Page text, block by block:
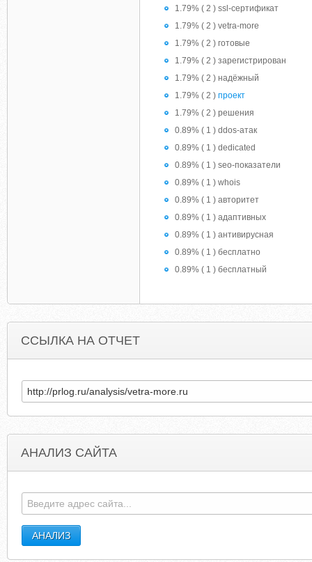
1.79% ( 2 ) ssl-сертификат
1.79% ( 2 ) vetra-more
1.79% ( 2 ) готовые
1.79% ( 2 ) зарегистрирован
1.79% ( 2 ) надёжный
1.79% ( 2 ) проект
1.79% ( 2 ) решения
0.89% ( 1 ) ddos-атак
0.89% ( 1 ) dedicated
0.89% ( 1 ) seo-показатели
0.89% ( 1 ) whois
0.89% ( 1 ) авторитет
0.89% ( 1 ) адаптивных
0.89% ( 1 ) антивирусная
0.89% ( 1 ) бесплатно
0.89% ( 1 ) бесплатный
ССЫЛКА НА ОТЧЕТ
АНАЛИЗ САЙТА